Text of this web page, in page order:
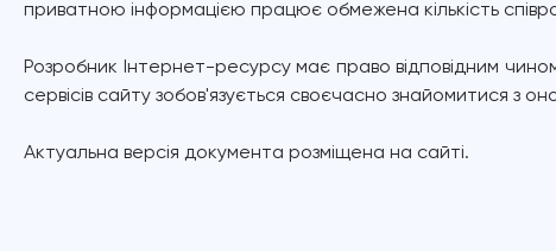
приватною інформацією працює обмежена кількість
Розробник Інтернет-ресурсу має право відповідним
сервісів сайту зобов'язується своєчасно знайомитися з
Актуальна версія документа розміщена на сайті.